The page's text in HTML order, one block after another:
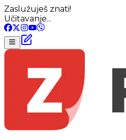
Zaslužuješ znati!
Učitavanje...